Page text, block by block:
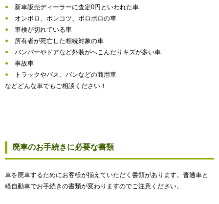
新車販売ディーラーに査定0円といわれた車
オンボロ、ポンコツ、ボロボロの車
車検が切れている車
所有者が死亡した相続対象の車
バンパーやドアなど外装がへこんだりキズが多い車
事故車
トラックやバス、バンなどの商用車
などどんな車でもご相談ください！
廃車のお手続きに必要な書類
車を廃車するためにお客様が揃えていただく書類があります。普通車と
軽自動車でお手続きの書類が変わりますのでご注意ください。